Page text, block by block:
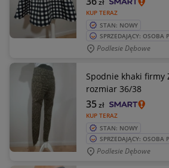
KUP TERAZ
zł
STAN: NOWY
SPRZEDAJĄCY: OSOBA
Podlesie Dębowe
Spodnie khaki firmy
rozmiar 36/38
KUP TERAZ
35zł
STAN: NOWY
SPRZEDAJĄCY: OSOBA
Podlesie Dębowe